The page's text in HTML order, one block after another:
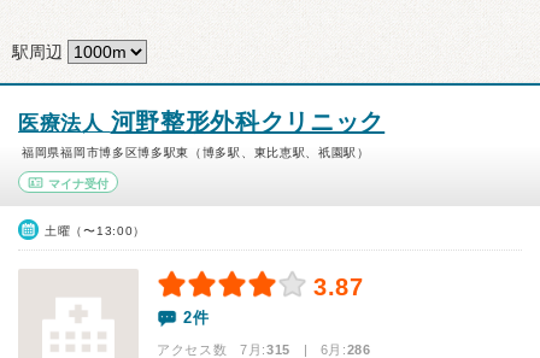
駅周辺
医療法人 河野整形外科クリニック
福岡県福岡市博多区博多駅東（博多駅、東比恵駅、祇園駅）
マイナ受付
土曜（〜13:00）
3.87
2件
アクセス数 7月:315 | 6月:286